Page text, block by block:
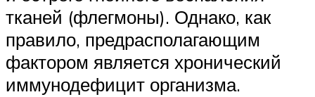
тканей (флегмоны). Однако, как
правило, предрасполагающим
фактором является хронический
иммунодефицит организма.